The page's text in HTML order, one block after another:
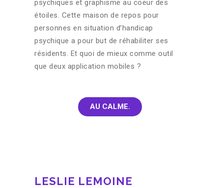
psychiques et graphisme au coeur des
étoiles. Cette maison de repos pour
personnes en situation d’handicap
psychique a pour but de réhabiliter ses
résidents. Et quoi de mieux comme outil
que deux application mobiles ?
AU CALME.
LESLIE LEMOINE